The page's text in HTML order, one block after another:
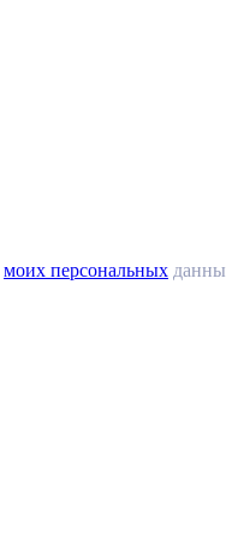
моих персональных